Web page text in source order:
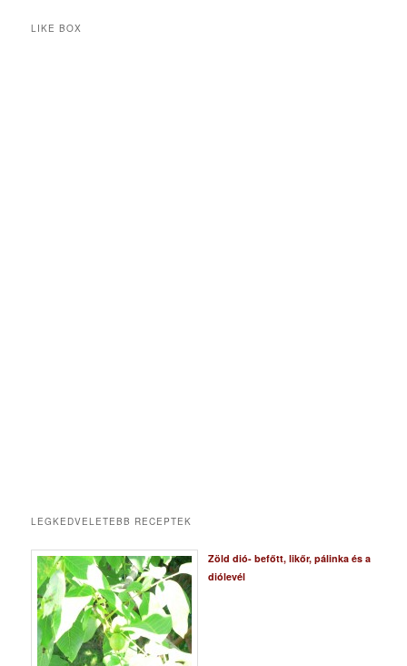
LIKE BOX
LEGKEDVELETEBB RECEPTEK
Zöld dió- befőtt, likőr, pálinka és a
diólevél